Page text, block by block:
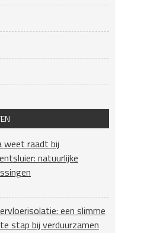
weet raadt bij
natuurlijke
een slimme
stap bij verduurzamen